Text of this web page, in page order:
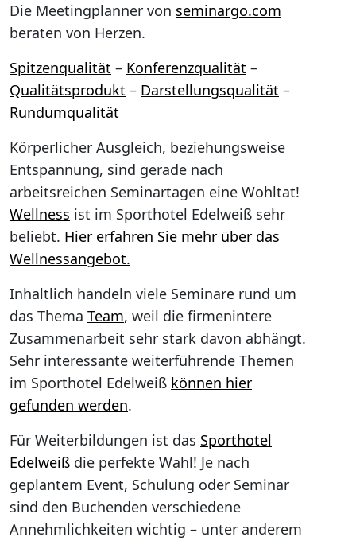
Die Meetingplanner von seminargo.com
beraten von Herzen.
Spitzenqualität – Konferenzqualität –
Qualitätsprodukt – Darstellungsqualität –
Rundumqualität
Körperlicher Ausgleich, beziehungsweise
Entspannung, sind gerade nach
arbeitsreichen Seminartagen eine Wohltat!
Wellness ist im Sporthotel Edelweiß sehr
beliebt. Hier erfahren Sie mehr über das
Wellnessangebot.
Inhaltlich handeln viele Seminare rund um
das Thema Team, weil die firmenintere
Zusammenarbeit sehr stark davon abhängt.
Sehr interessante weiterführende Themen
im Sporthotel Edelweiß können hier
gefunden werden.
Für Weiterbildungen ist das Sporthotel
Edelweiß die perfekte Wahl! Je nach
geplantem Event, Schulung oder Seminar
sind den Buchenden verschiedene
Annehmlichkeiten wichtig – unter anderem